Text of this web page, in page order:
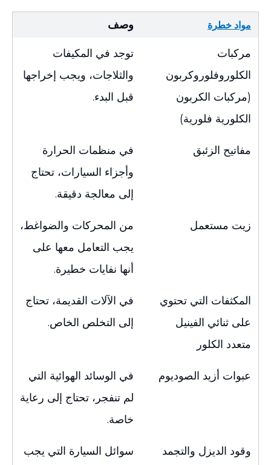
مواد خطرة وصف
مركبات
الكلوروفلوروكربون
(مركبات الكربون
الكلورية فلورية)
توجد في المكيفات
والثلاجات، ويجب إخراجها
قبل البدء.
مفاتيح الزئبق
في منظمات الحرارة
وأجزاء السيارات، تحتاج
إلى معالجة دقيقة.
زيت مستعمل
من المحركات والضواغط،
يجب التعامل معها على
أنها نفايات خطيرة.
المكثفات التي تحتوي
على ثنائي الفينيل
متعدد الكلور
في الآلات القديمة، تحتاج
إلى التخلص الخاص.
عبوات أزيد الصوديوم
في الوسائد الهوائية التي
لم تنفجر، تحتاج إلى رعاية
خاصة.
وقود الديزل والتجمد
سوائل السيارة التي يجب